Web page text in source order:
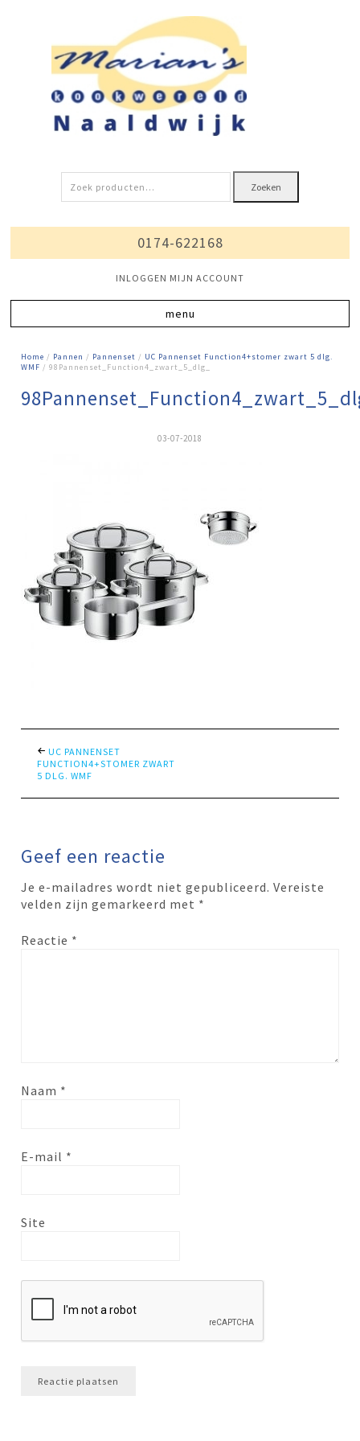
Zoeken
naar:
Zoeken
0174-622168
INLOGGEN MIJN ACCOUNT
Home / Pannen / Pannenset / UC Pannenset Function4+stomer zwart 5 dlg.
WMF / 98Pannenset_Function4_zwart_5_dlg_
03-07-2018
UC PANNENSET
FUNCTION4+STOMER ZWART
5 DLG. WMF
Geef een reactie
Je e-mailadres wordt niet gepubliceerd. Vereiste
velden zijn gemarkeerd met *
Reactie *
Naam *
E-mail *
Site